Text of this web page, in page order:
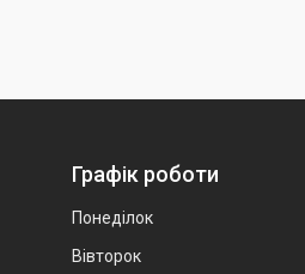
Графік роботи
Понеділок
Вівторок